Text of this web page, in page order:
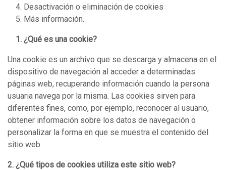
4. Desactivación o eliminación de cookies
5. Más información.
1. ¿Qué es una cookie?
Una cookie es un archivo que se descarga y almacena en el
dispositivo de navegación al acceder a determinadas
páginas web, recuperando información cuando la persona
usuaria navega por la misma. Las cookies sirven para
diferentes fines, como, por ejemplo, reconocer al usuario,
obtener información sobre los datos de navegación o
personalizar la forma en que se muestra el contenido del
sitio web.
2. ¿Qué tipos de cookies utiliza este sitio web?